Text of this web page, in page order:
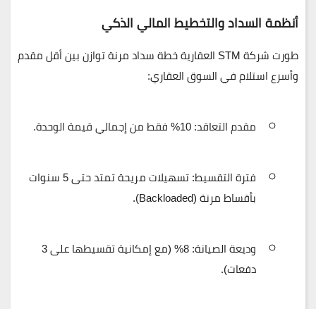
أنظمة السداد والتخطيط المالي الذكي
طورت شركةSTM العقارية
خطة سداد مرنة توازن بين أقل مقدم
وأسرع استلام في السوق العقاري:
مقدم التعاقد:10% فقط من إجمالي قيمة الوحدة.
فترة التقسيط:تسهيلات مريحة تمتد حتى5 سنوات
بأقساط مرنة (Backloaded).
وديعة الصيانة:8%
(مع إمكانية تقسيطها على 3
دفعات).